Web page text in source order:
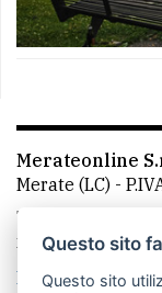
Merateonline
Merate (LC) -
Telefono:
mail:
La redazione
Questo sito
Questo sito